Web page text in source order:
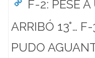
F-2: PESE
ARRIBÓ 13°…
PUDO